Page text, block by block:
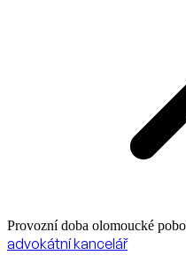
Provozní doba olomoucké
advokátní kancelář